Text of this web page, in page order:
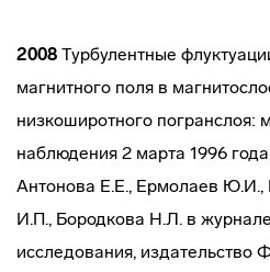
2008 Турбулентные
магнитного поля в
низкоширотного погранслоя:
наблюдения 2 марта 1996
Антонова Е.Е., Ермолаев
И.П., Бородкова Н.Л. в
исследования, издательство